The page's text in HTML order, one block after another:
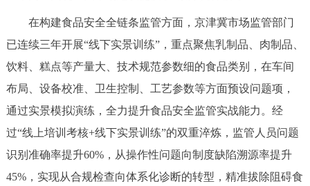
DEUTSCH FRANÇAIS РУССКИЙ ЯЗЫК
العربية
回到顶部
在构建食品安全全链条监管方面，京津冀市场监管部门
已连续三年开展“线下实景训练”，重点聚焦乳制品、肉制品、
饮料、糕点等产量大、技术规范参数细的食品类别，在车间
布局、设备校准、卫生控制、工艺参数等方面预设问题项，
通过实景模拟演练，全力提升食品安全监管实战能力。经
过“线上培训考核+线下实景训练”的双重淬炼，监管人员问题
识别准确率提升60%，从操作性问题向制度缺陷溯源率提升
45%，实现从合规检查向体系化诊断的转型，精准拔除阻碍食